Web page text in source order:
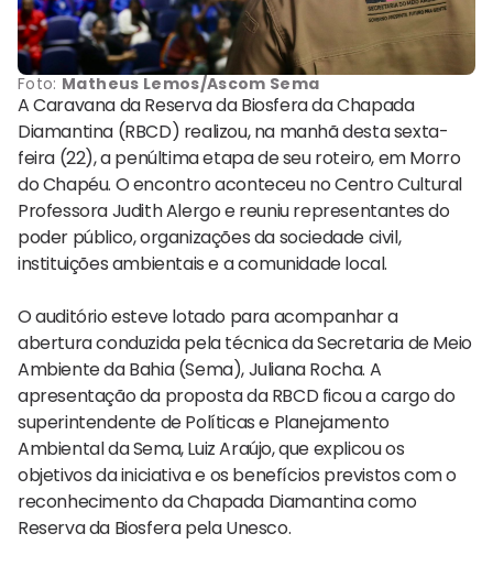
Foto: Matheus Lemos/Ascom Sema
A Caravana da Reserva da Biosfera da Chapada
Diamantina (RBCD) realizou, na manhã desta sexta-
feira (22), a penúltima etapa de seu roteiro, em Morro
do Chapéu. O encontro aconteceu no Centro Cultural
Professora Judith Alergo e reuniu representantes do
poder público, organizações da sociedade civil,
instituições ambientais e a comunidade local.
O auditório esteve lotado para acompanhar a
abertura conduzida pela técnica da Secretaria de Meio
Ambiente da Bahia (Sema), Juliana Rocha. A
apresentação da proposta da RBCD ficou a cargo do
superintendente de Políticas e Planejamento
Ambiental da Sema, Luiz Araújo, que explicou os
objetivos da iniciativa e os benefícios previstos com o
reconhecimento da Chapada Diamantina como
Reserva da Biosfera pela Unesco.